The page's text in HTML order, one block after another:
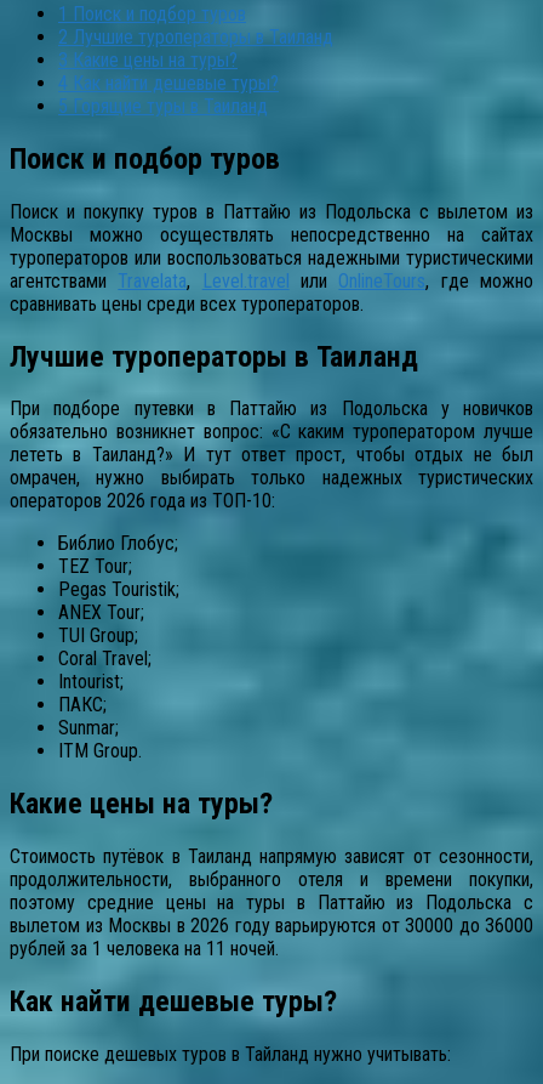
1 Поиск и подбор туров
2 Лучшие туроператоры в Таиланд
3 Какие цены на туры?
4 Как найти дешевые туры?
5 Горящие туры в Таиланд
Поиск и подбор туров
Поиск и покупку туров в Паттайю из Подольска с вылетом из
Москвы можно осуществлять непосредственно на сайтах
туроператоров или воспользоваться надежными туристическими
агентствами Travelata, Level.travel или OnlineTours, где можно
сравнивать цены среди всех туроператоров.
Лучшие туроператоры в Таиланд
При подборе путевки в Паттайю из Подольска у новичков
обязательно возникнет вопрос: «С каким туроператором лучше
лететь в Таиланд?» И тут ответ прост, чтобы отдых не был
омрачен, нужно выбирать только надежных туристических
операторов 2026 года из ТОП-10:
Библио Глобус;
TEZ Tour;
Pegas Touristik;
ANEX Tour;
TUI Group;
Coral Travel;
Intourist;
ПАКС;
Sunmar;
ITM Group.
Какие цены на туры?
Стоимость путёвок в Таиланд напрямую зависят от сезонности,
продолжительности, выбранного отеля и времени покупки,
поэтому средние цены на туры в Паттайю из Подольска с
вылетом из Москвы в 2026 году варьируются от 30000 до 36000
рублей за 1 человека на 11 ночей.
Как найти дешевые туры?
При поиске дешевых туров в Тайланд нужно учитывать: